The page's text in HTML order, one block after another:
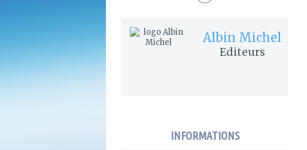
Albin Michel
Editeurs
INFORMATIONS